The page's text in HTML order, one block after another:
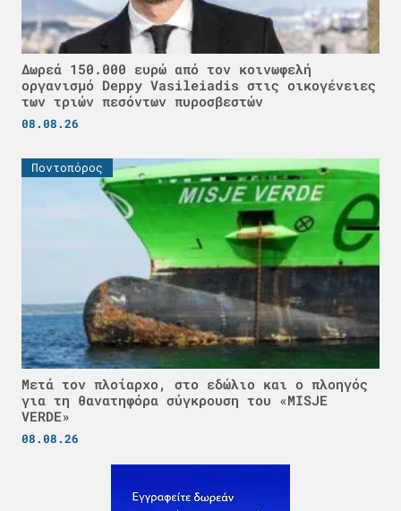
Δωρεά 150.000 ευρώ από τον κοινωφελή
οργανισμό Deppy Vasileiadis στις οικογένειες
των τριών πεσόντων πυροσβεστών
08.08.26
Ποντοπόρος
Μετά τον πλοίαρχο, στο εδώλιο και ο πλοηγός
για τη θανατηφόρα σύγκρουση του «MISJE
VERDE»
08.08.26